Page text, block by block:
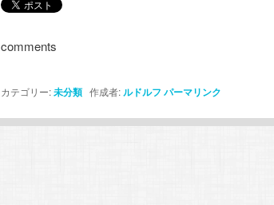
comments
カテゴリー:未分類 作成者:ルドルフ パーマリンク